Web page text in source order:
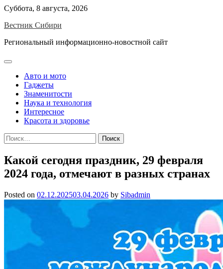
Skip
content
Суббота, 8 августа, 2026
Вестник Сибири
Региональный информационно-новостной сайт
Авто и мото
Гаджеты
Знаменитости
Наука и технология
Интересное
Красота и здоровье
Найти:
Какой сегодня праздник, 29 февраля
2024 года, отмечают в разных странах
Posted on 02.12.202503.04.2026 by Sibadmin